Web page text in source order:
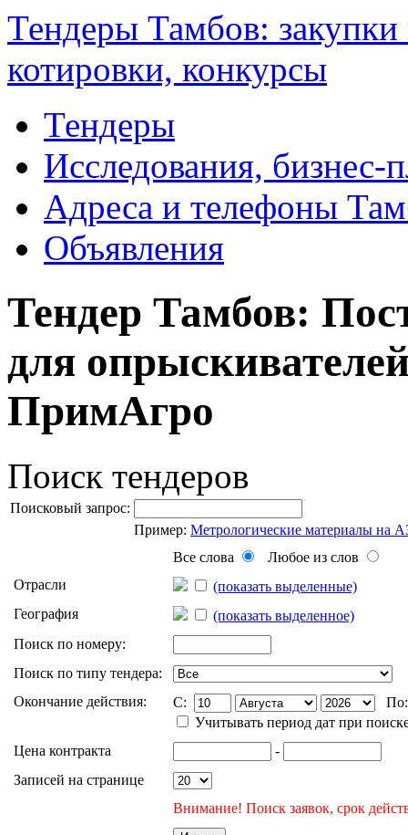
Тендеры Тамбов:
котировки, конкурсы
Тендеры
Исследования, бизнес-
Адреса и телефоны
Объявления
Тендер Тамбов:
для
ПримАгро
Поиск тендеров
Поисковый запрос:
Пример: Метрологические материалы на
Все слова
Любое из слов
Отрасли
(показать выделенные)
География
(показать выделенное)
Поиск по номеру:
Поиск по типу тендера:
Окончание действия:
C:
Учитывать период дат при
Цена контракта
-
Записей на странице
Внимание! Поиск заявок, срок